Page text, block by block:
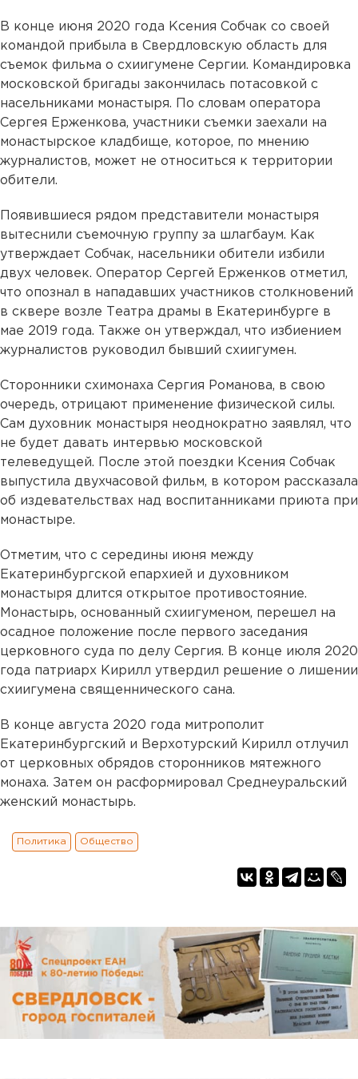
В конце июня 2020 года Ксения Собчак со своей
командой прибыла в Свердловскую область для
съемок фильма о схиигумене Сергии. Командировка
московской бригады закончилась потасовкой с
насельниками монастыря. По словам оператора
Сергея Ерженкова, участники съемки заехали на
монастырское кладбище, которое, по мнению
журналистов, может не относиться к территории
обители.
Появившиеся рядом представители монастыря
вытеснили съемочную группу за шлагбаум. Как
утверждает Собчак, насельники обители избили
двух человек. Оператор Сергей Ерженков отметил,
что опознал в нападавших участников столкновений
в сквере возле Театра драмы в Екатеринбурге в
мае 2019 года. Также он утверждал, что избиением
журналистов руководил бывший схиигумен.
Сторонники схимонаха Сергия Романова, в свою
очередь, отрицают применение физической силы.
Сам духовник монастыря неоднократно заявлял, что
не будет давать интервью московской
телеведущей. После этой поездки Ксения Собчак
выпустила двухчасовой фильм, в котором рассказала
об издевательствах над воспитанниками приюта при
монастыре.
Отметим, что с середины июня между
Екатеринбургской епархией и духовником
монастыря длится открытое противостояние.
Монастырь, основанный схиигуменом, перешел на
осадное положение после первого заседания
церковного суда по делу Сергия. В конце июля 2020
года патриарх Кирилл утвердил решение о лишении
схиигумена священнического сана.
В конце августа 2020 года митрополит
Екатеринбургский и Верхотурский Кирилл отлучил
от церковных обрядов сторонников мятежного
монаха. Затем он расформировал Среднеуральский
женский монастырь.
Политика Общество